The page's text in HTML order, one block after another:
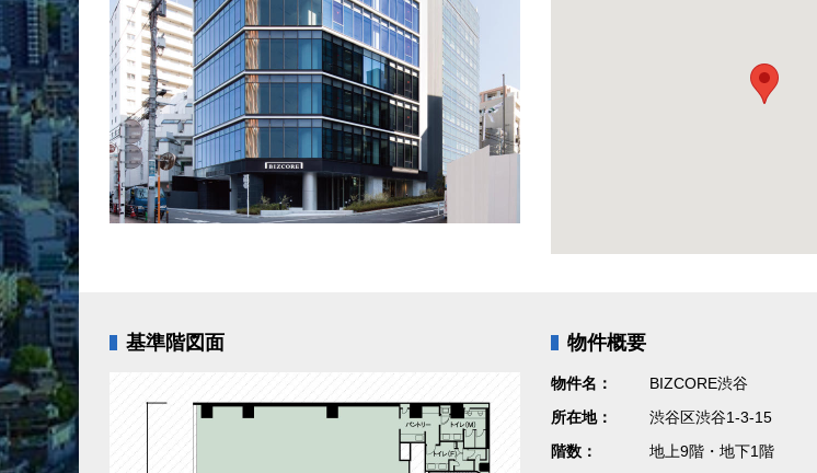
基準階図面 物件概要
物件名：
BIZCORE渋谷
所在地：
渋谷区渋谷1-3-15
階数：
地上9階・地下1階